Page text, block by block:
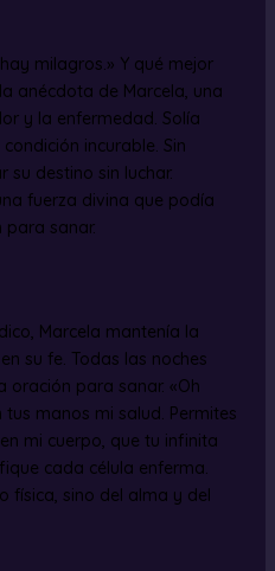
milagros.» Y qué mejor
anécdota de Marcela, una
y la enfermedad. Solía
incurable. Sin
su destino sin luchar.
fuerza divina que podía
para sanar.
Marcela mantenía la
su fe. Todas las noches
oración para sanar. «Oh
manos mi salud. Permites
mi cuerpo, que tu infinita
cada célula enferma.
física, sino del alma y del